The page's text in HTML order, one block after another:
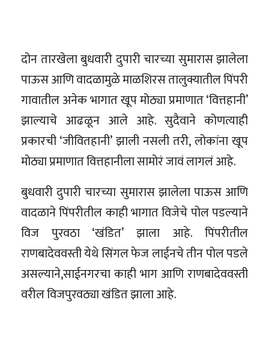
दोन तारखेला बुधवारी दुपारी चारच्या सुमारास झालेला
पाऊस आणि वादळामुळे माळशिरस तालुक्यातील पिंपरी
गावातील अनेक भागात खूप मोठ्या प्रमाणात ‘वित्तहानी’
झाल्याचे आढळून आले आहे. सुदैवाने कोणत्याही
प्रकारची ‘जीवितहानी’ झाली नसली तरी, लोकांना खूप
मोठ्या प्रमाणात वित्तहानीला सामोरं जावं लागलं आहे.
बुधवारी दुपारी चारच्या सुमारास झालेला पाऊस आणि
वादळाने पिंपरीतील काही भागात विजेचे पोल पडल्याने
विज पुरवठा ‘खंडित’ झाला आहे. पिंपरीतील
राणबादेववस्ती येथे सिंगल फेज लाईनचे तीन पोल पडले
असल्याने,साईनगरचा काही भाग आणि राणबादेववस्ती
वरील विजपुरवठ्या खंडित झाला आहे.